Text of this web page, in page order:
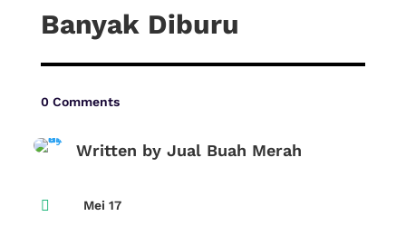
Banyak Diburu
0 Comments
Written by Jual Buah Merah
 Mei 17